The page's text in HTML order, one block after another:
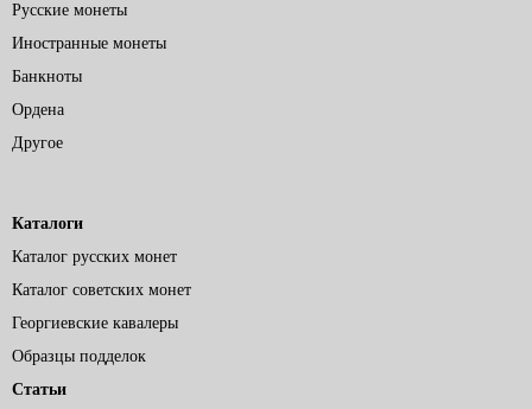
Русские монеты
Иностранные монеты
Банкноты
Ордена
Другое
Каталоги
Каталог русских монет
Каталог советских монет
Георгиевские кавалеры
Образцы подделок
Статьи